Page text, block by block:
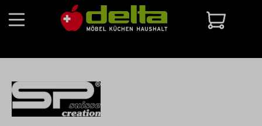
Zum Hauptinhalt springen